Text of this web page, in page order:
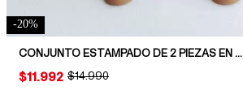
-20%
CONJUNTO ESTAMPADO DE 2 PIEZAS EN TELA DE BUZO
ORIGINAL PRICE:
$14.990
PRICE:
$11.992